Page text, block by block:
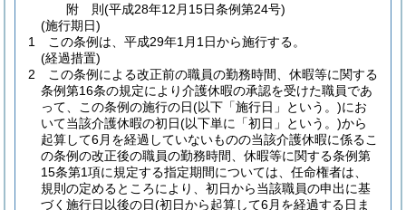
附 則(平成28年12月15日条例第24号)
(施行期日)
1
この条例は、平成29年1月1日から施行する。
(経過措置)
2
この条例による改正前の職員の勤務時間、休暇等に関する
条例第16条の規定により介護休暇の承認を受けた職員であ
って、この条例の施行の日(以下「施行日」という。)にお
いて当該介護休暇の初日(以下単に「初日」という。)から
起算して6月を経過していないものの当該介護休暇に係るこ
の条例の改正後の職員の勤務時間、休暇等に関する条例第
15条第1項に規定する指定期間については、任命権者は、
規則の定めるところにより、初日から当該職員の申出に基
づく施行日以後の日(初日から起算して6月を経過する日ま